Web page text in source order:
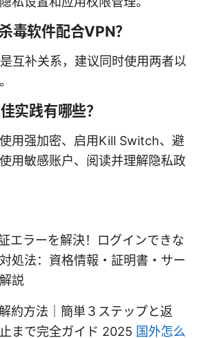
毒软件配合VPN？
互补关系，建议同时使用两者以
实践有哪些？
用强加密、启用Kill Switch、避
用敏感账户、阅读并理解隐私政
エラーを解決！ログインできな
処法：資格情報・証明書・サー
説
約方法｜簡単３ステップと返
まで完全ガイド 2025 国外怎么